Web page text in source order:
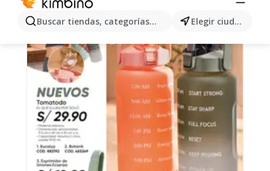
Buscar tiendas, categorías, productos... Elegir ciudad